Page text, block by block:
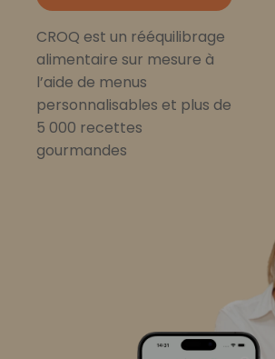
CROQ est un rééquilibrage
alimentaire sur mesure à
l’aide de menus
personnalisables et plus de
5 000 recettes
gourmandes